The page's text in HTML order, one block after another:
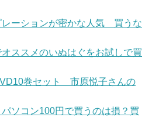
レーションが密かな人気 買うな
ススメのいぬはぐをお試しで買
巻セット 市原悦子さんの
ソコン100円で買うのは損？買